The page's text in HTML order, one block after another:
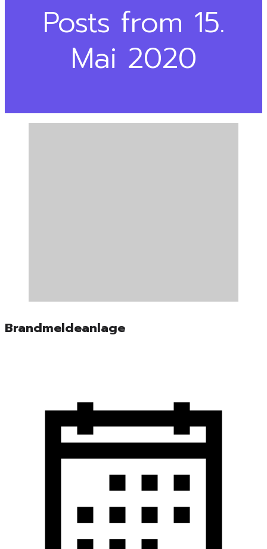
Posts from 15.
Mai 2020
Brandmeldeanlage